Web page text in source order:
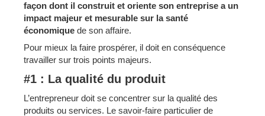
façon dont il construit et oriente son entreprise a un
impact majeur et mesurable sur la santé
économique de son affaire.
Pour mieux la faire prospérer, il doit en conséquence
travailler sur trois points majeurs.
#1 : La qualité du produit
L’entrepreneur doit se concentrer sur la qualité des
produits ou services. Le savoir-faire particulier de